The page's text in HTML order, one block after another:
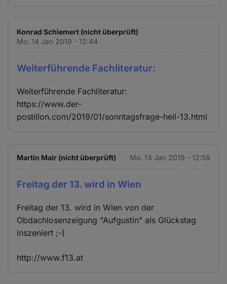
Konrad Schiemert (nicht überprüft)
Mo. 14 Jan 2019 - 12:44
Weiterführende Fachliteratur:
Weiterführende Fachliteratur:
https://www.der-
postillon.com/2019/01/sonntagsfrage-heil-13.html
Martin Mair (nicht überprüft) Mo. 14 Jan 2019 - 12:58
Freitag der 13. wird in Wien
Freitag der 13. wird in Wien von der
Obdachlosenzeigung "Aufgustin" als Glückstag
inszeniert ;-)
http://www.f13.at